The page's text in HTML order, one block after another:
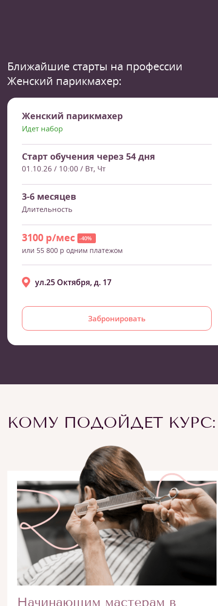
Ближайшие старты на профессии
Женский парикмахер:
Женский парикмахер
Идет набор
Старт обучения через 54 дня
01.10.26 / 10:00 / Вт, Чт
3-6 месяцев
Длительность
3100 р/мес -40%
или 55 800 р одним платежом
Забронировать
ул.25 Октября, д. 17
КОМУ ПОДОЙДЕТ КУРС:
Начинающим мастерам в